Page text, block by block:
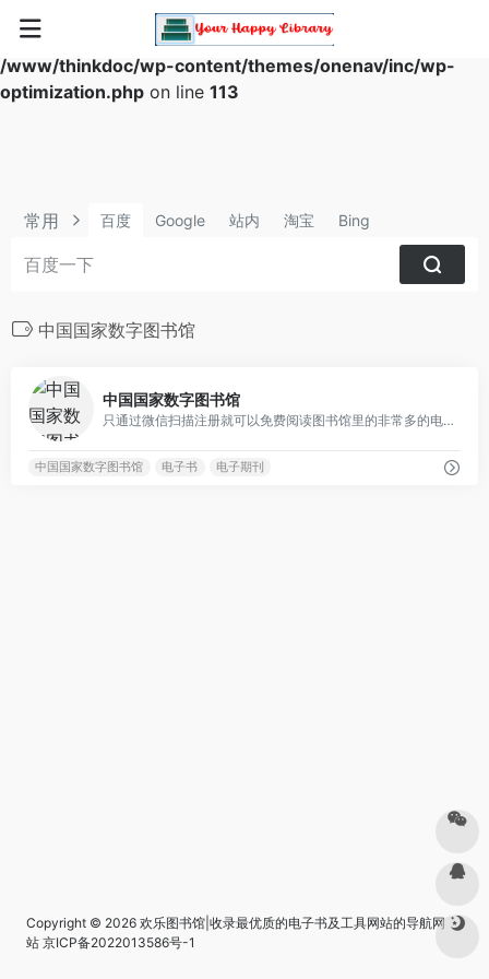
Warning
: Array to string conversion in
/www/thinkdoc/wp-content/themes/onenav/inc/wp-
optimization.php on line 113
常用 百度 Google 站内 淘宝 Bing
中国国家数字图书馆
中国国家数字图书馆
只通过微信扫描注册就可以免费阅读图书馆里的非常多的电子书资源，非常值得收藏的平台
中国国家数字图书馆 电子书 电子期刊
Copyright © 2026 欢乐图书馆|收录最优质的电子书及工具网站的导航网
站 京ICP备2022013586号-1